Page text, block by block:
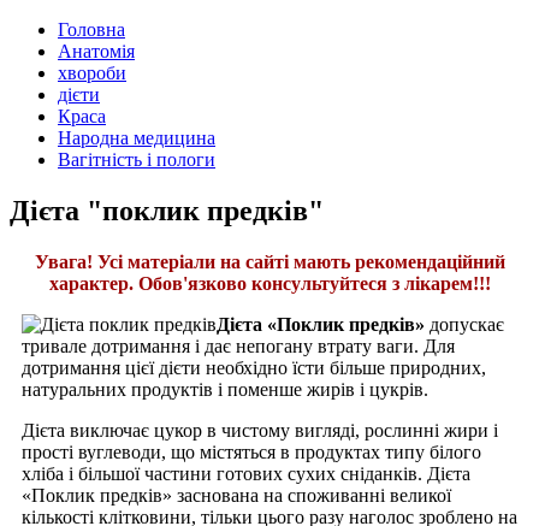
Головна
Анатомія
хвороби
дієти
Краса
Народна медицина
Вагітність і пологи
Дієта "поклик предків"
Увага! Усі матеріали на сайті мають рекомендаційний
характер. Обов'язково консультуйтеся з лікарем!!!
Дієта «Поклик предків» допускає
тривале дотримання і дає непогану втрату ваги. Для
дотримання цієї дієти необхідно їсти більше природних,
натуральних продуктів і поменше жирів і цукрів.
Дієта виключає цукор в чистому вигляді, рослинні жири і
прості вуглеводи, що містяться в продуктах типу білого
хліба і більшої частини готових сухих сніданків. Дієта
«Поклик предків» заснована на споживанні великої
кількості клітковини, тільки цього разу наголос зроблено на